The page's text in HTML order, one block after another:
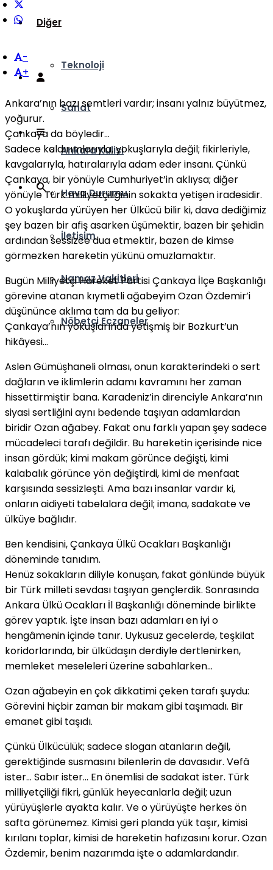
Diğer
Teknoloji
Sanat
Ankara Kulisi
Hava Durumu
İletişim
Namaz Vakitleri
Nöbetçi Eczaneler
-
+
Ankara’nın bazı semtleri vardır; insanı yalnız büyütmez,
yoğurur.
Çankaya da böyledir…
Sadece kaldırımlarıyla, yokuşlarıyla değil; fikirleriyle,
kavgalarıyla, hatıralarıyla adam eder insanı. Çünkü
Çankaya, bir yönüyle Cumhuriyet’in aklıysa; diğer
yönüyle Türk milliyetçiliğinin sokakta yetişen iradesidir.
O yokuşlarda yürüyen her Ülkücü bilir ki, dava dediğimiz
şey bazen bir afiş asarken üşümektir, bazen bir şehidin
ardından sessizce dua etmektir, bazen de kimse
görmezken hareketin yükünü omuzlamaktır.
Bugün Milliyetçi Hareket Partisi Çankaya İlçe Başkanlığı
görevine atanan kıymetli ağabeyim Ozan Özdemir’i
düşününce aklıma tam da bu geliyor:
Çankaya’nın yokuşlarında yetişmiş bir Bozkurt’un
hikâyesi…
Aslen Gümüşhaneli olması, onun karakterindeki o sert
dağların ve iklimlerin adamı kavramını her zaman
hissettirmiştir bana. Karadeniz’in direnciyle Ankara’nın
siyasi sertliğini aynı bedende taşıyan adamlardan
biridir Ozan ağabey. Fakat onu farklı yapan şey sadece
mücadeleci tarafı değildir. Bu hareketin içerisinde nice
insan gördük; kimi makam görünce değişti, kimi
kalabalık görünce yön değiştirdi, kimi de menfaat
karşısında sessizleşti. Ama bazı insanlar vardır ki,
onların aidiyeti tabelalara değil; imana, sadakate ve
ülküye bağlıdır.
Ben kendisini, Çankaya Ülkü Ocakları Başkanlığı
döneminde tanıdım.
Henüz sokakların diliyle konuşan, fakat gönlünde büyük
bir Türk milleti sevdası taşıyan gençlerdik. Sonrasında
Ankara Ülkü Ocakları İl Başkanlığı döneminde birlikte
görev yaptık. İşte insan bazı adamları en iyi o
hengâmenin içinde tanır. Uykusuz gecelerde, teşkilat
koridorlarında, bir ülküdaşın derdiyle dertlenirken,
memleket meseleleri üzerine sabahlarken…
Ozan ağabeyin en çok dikkatimi çeken tarafı şuydu:
Görevini hiçbir zaman bir makam gibi taşımadı. Bir
emanet gibi taşıdı.
Çünkü Ülkücülük; sadece slogan atanların değil,
gerektiğinde susmasını bilenlerin de davasıdır. Vefâ
ister… Sabır ister… En önemlisi de sadakat ister. Türk
milliyetçiliği fikri, günlük heyecanlarla değil; uzun
yürüyüşlerle ayakta kalır. Ve o yürüyüşte herkes ön
safta görünemez. Kimisi geri planda yük taşır, kimisi
kırılanı toplar, kimisi de hareketin hafızasını korur. Ozan
Özdemir, benim nazarımda işte o adamlardandır.